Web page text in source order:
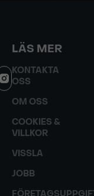
LÄS MER
KONTAKTA
OSS
OM OSS
COOKIES &
VILLKOR
VISSLA
JOBB